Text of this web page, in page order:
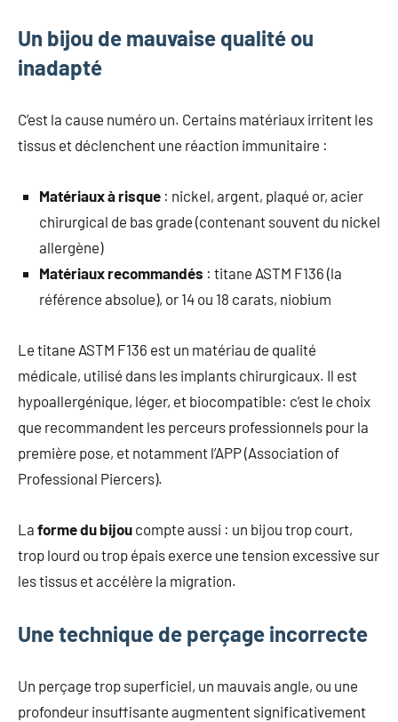
Un bijou de mauvaise qualité ou
inadapté
C’est la cause numéro un. Certains matériaux irritent les
tissus et déclenchent une réaction immunitaire :
Matériaux à risque : nickel, argent, plaqué or, acier
chirurgical de bas grade (contenant souvent du nickel
allergène)
Matériaux recommandés : titane ASTM F136 (la
référence absolue), or 14 ou 18 carats, niobium
Le titane ASTM F136 est un matériau de qualité
médicale, utilisé dans les implants chirurgicaux. Il est
hypoallergénique, léger, et biocompatible: c’est le choix
que recommandent les perceurs professionnels pour la
première pose, et notamment l’APP (Association of
Professional Piercers).
La forme du bijou compte aussi : un bijou trop court,
trop lourd ou trop épais exerce une tension excessive sur
les tissus et accélère la migration.
Une technique de perçage incorrecte
Un perçage trop superficiel, un mauvais angle, ou une
profondeur insuffisante augmentent significativement